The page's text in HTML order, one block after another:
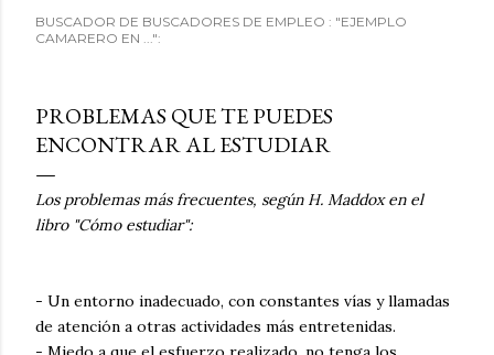
BUSCADOR DE BUSCADORES DE EMPLEO : "EJEMPLO
CAMARERO EN ...":
PROBLEMAS QUE TE PUEDES
ENCONTRAR AL ESTUDIAR
Los problemas más frecuentes, según H. Maddox en el
libro "Cómo estudiar":
- Un entorno inadecuado, con constantes vías y llamadas
de atención a otras actividades más entretenidas.